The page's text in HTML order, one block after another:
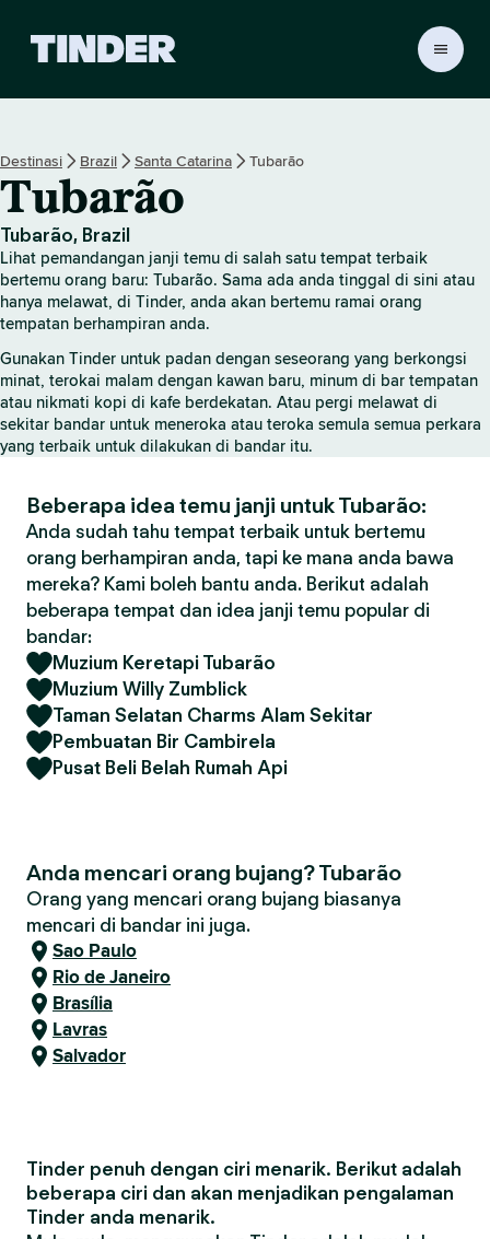
a
U
a
m
a
T
n
d
e
r
Destinasi Brazil Santa Catarina Tubarão
Tubarão
Tubarão, Brazil
Lihat pemandangan janji temu di salah satu tempat terbaik
bertemu orang baru: Tubarão. Sama ada anda tinggal di sini atau
hanya melawat, di Tinder, anda akan bertemu ramai orang
tempatan berhampiran anda.
Gunakan Tinder untuk padan dengan seseorang yang berkongsi
minat, terokai malam dengan kawan baru, minum di bar tempatan
atau nikmati kopi di kafe berdekatan. Atau pergi melawat di
sekitar bandar untuk meneroka atau teroka semula semua perkara
yang terbaik untuk dilakukan di bandar itu.
Beberapa idea temu janji untuk Tubarão:
Anda sudah tahu tempat terbaik untuk bertemu
orang berhampiran anda, tapi ke mana anda bawa
mereka? Kami boleh bantu anda. Berikut adalah
beberapa tempat dan idea janji temu popular di
bandar:
Muzium Keretapi Tubarão
Muzium Willy Zumblick
Taman Selatan Charms Alam Sekitar
Pembuatan Bir Cambirela
Pusat Beli Belah Rumah Api
Anda mencari orang bujang? Tubarão
Orang yang mencari orang bujang biasanya
mencari di bandar ini juga.
Sao Paulo
Rio de Janeiro
Brasília
Lavras
Salvador
Tinder penuh dengan ciri menarik. Berikut adalah
beberapa ciri dan akan menjadikan pengalaman
Tinder anda menarik.